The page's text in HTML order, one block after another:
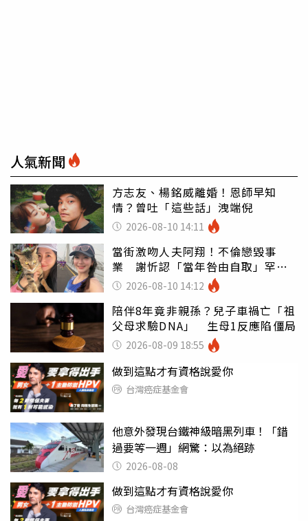
人氣新聞
方志友、楊銘威離婚！恩師早知
情？曾吐「這些話」洩端倪
2026-08-10 14:11
當街激吻人夫阿翔！不倫戀毀事
業 謝忻認「當年咎由自取」罕吐
心聲2026-08-10 14:12
陪伴8年竟非親孫？兒子車禍亡「祖
父母求驗DNA」 生母1反應陷僵局
2026-08-09 18:55
做到這點才有資格說愛你
台灣癌症基金會
他意外發現台鐵神級暗黑列車！「錯
過要等一週」網驚：以為絕跡
2026-08-08
做到這點才有資格說愛你
台灣癌症基金會